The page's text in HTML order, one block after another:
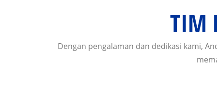
TIM
Dengan pengalaman dan dedikasi kami,